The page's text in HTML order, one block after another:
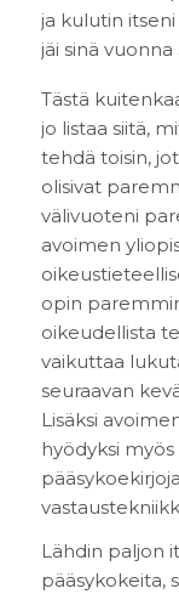
ja kulutin
jäi sinä
Tästä
jo listaa siitä,
tehdä toisin,
olisivat
välivuoteni
avoimen
opin
oikeudellista
vaikuttaa
seuraavan
Lisäksi
hyödyksi
Lähdin paljon
pääsykokeita,